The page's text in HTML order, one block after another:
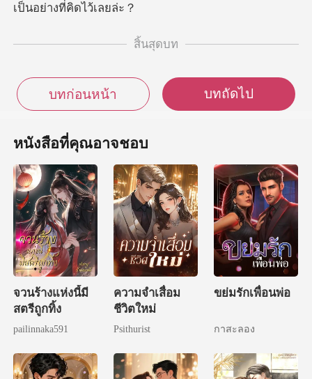
สิ้นสุดบท
บทก่อนหน้า บทถัดไป
หนังสือที่คุณอาจชอบ
จวนร้างแห่งนี้มี
สตรีถูกทิ้ง
pailinnaka591
ความจำเสื่อม
ชีวิตใหม่
Psithurist
ขย่มรักเพื่อนพ่อ
กาสะลอง